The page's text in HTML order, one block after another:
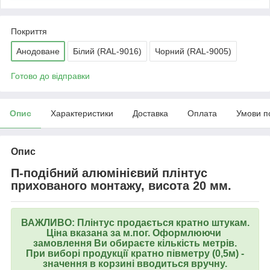
Покриття
Анодоване Білий (RAL-9016) Чорний (RAL-9005)
Готово до відправки
Опис Характеристики Доставка Оплата Умови
Опис
П-подібний алюмінієвий плінтус
прихованого монтажу, висота 20 мм.
ВАЖЛИВО: Плінтус продається кратно штукам.
Ціна вказана за м.пог. Оформлюючи
замовлення Ви обираєте кількість метрів.
При виборі продукції кратно півметру (0,5м) -
значення в корзині вводиться вручну.